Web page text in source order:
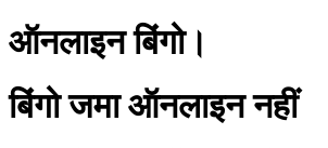
ऑनलाइन बिंगो।
बिंगो जमा ऑनलाइन नहीं